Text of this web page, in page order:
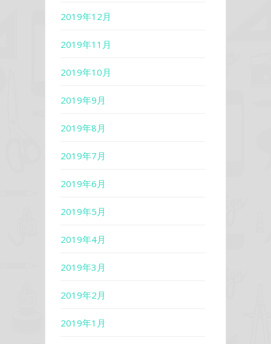
2019年12月
2019年11月
2019年10月
2019年9月
2019年8月
2019年7月
2019年6月
2019年5月
2019年4月
2019年3月
2019年2月
2019年1月